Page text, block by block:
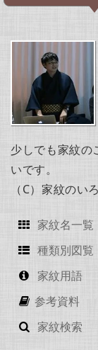
少しでも家紋の
いです。
（C）家紋の
家紋名一覧
種類別図覧
家紋用語
参考資料
家紋検索